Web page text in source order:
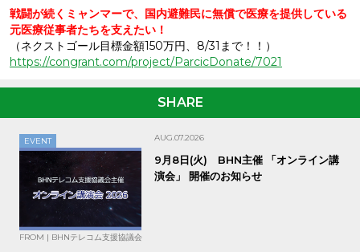
戦闘が続くミャンマーで、国内避難民に無償で医療を提供している
元医療従事者たちを支えたい！
（ネクストゴール目標金額150万円、8/31まで！！）
https://congrant.com/project/ParcicDonate/7021
SHARE
EVENT AUG.07.2026
9月8日(火) BHN主催 「オンライン講
演会」 開催のお知らせ
FROM | BHNテレコム支援協議会